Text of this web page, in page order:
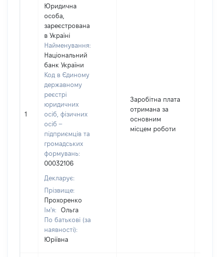
1
Юридична
особа,
зареєстрована
в Україні
Найменування:
Національний
банк України
Код в Єдиному
державному
реєстрі
юридичних
осіб, фізичних
осіб –
підприємців та
громадських
формувань:
00032106
Декларує:
Прізвище:
Прохоренко
Ім'я:
Ольга
По батькові (за
наявності):
Юріївна
Заробітна плата
отримана за
основним
місцем роботи